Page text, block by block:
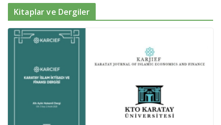
Kitaplar ve Dergiler